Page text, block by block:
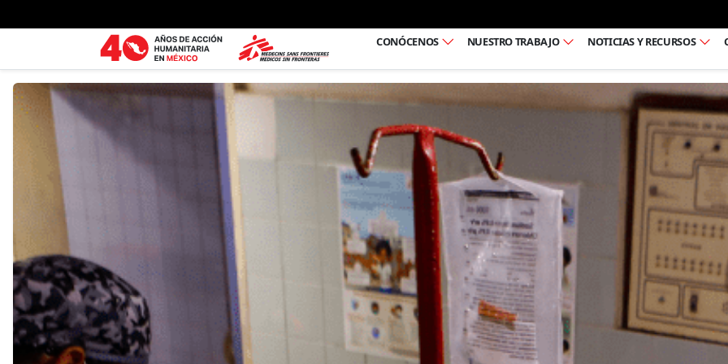
CONÓCENOS
NUESTRO TRABAJO NOTICIAS Y RECURSOS